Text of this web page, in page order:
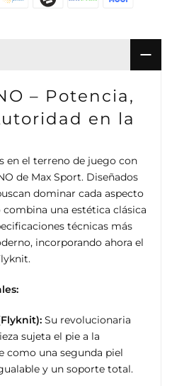
– Potencia,
en la
en el terreno de juego con
de Max Sport. Diseñados
dominar cada aspecto
una estética clásica
técnicas más
incorporando ahora el
Su revolucionaria
sujeta el pie a la
como una segunda piel
y un soporte total.